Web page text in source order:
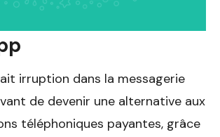
irruption dans la messagerie
de devenir une alternative aux
téléphoniques payantes, grâce